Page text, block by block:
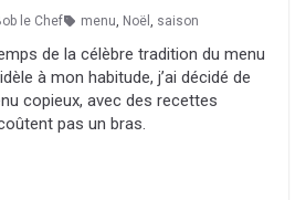
le Chef menu, Noël , saison
de la célèbre tradition du menu
à mon habitude, j’ai décidé de
copieux, avec des recettes
pas un bras.